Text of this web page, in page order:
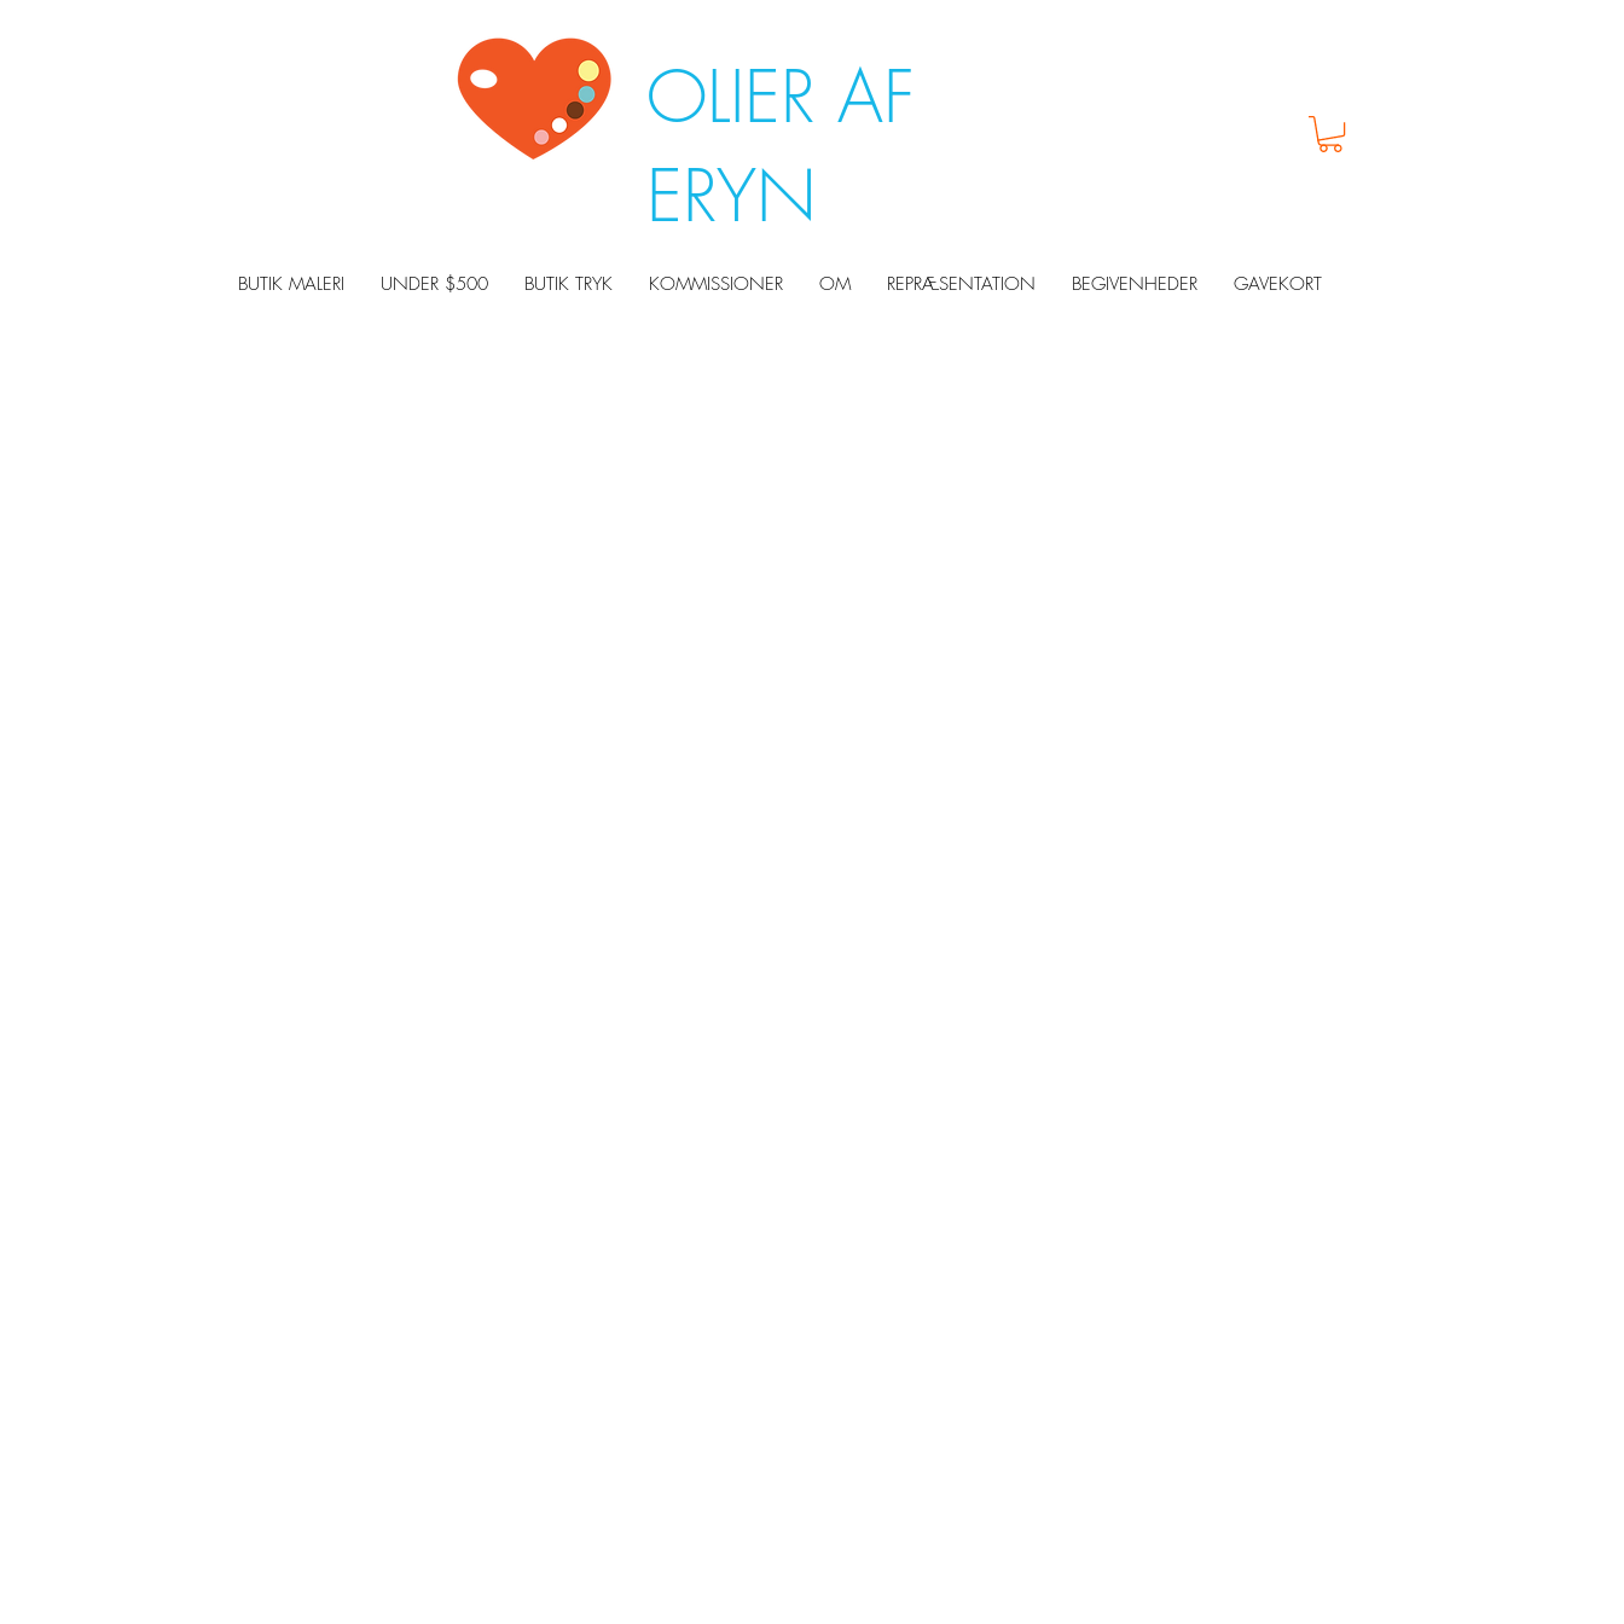
OLIER AF
ERYN
BUTIK MALERI UNDER $500 BUTIK TRYK KOMMISSIONER OM REPRÆSENTATION BEGIVENHEDER GAVEKORT